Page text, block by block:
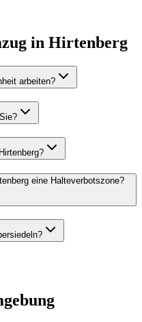
in Hirtenberg
arbeiten?
eine Halteverbotszone?